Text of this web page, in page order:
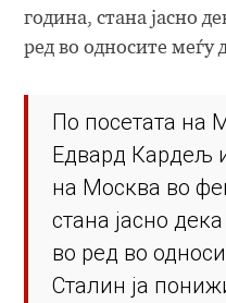
година, стана јасно
ред во односите меѓу
По посетата на
Едвард Кардељ
на Москва во
стана јасно
во ред во
Сталин ја